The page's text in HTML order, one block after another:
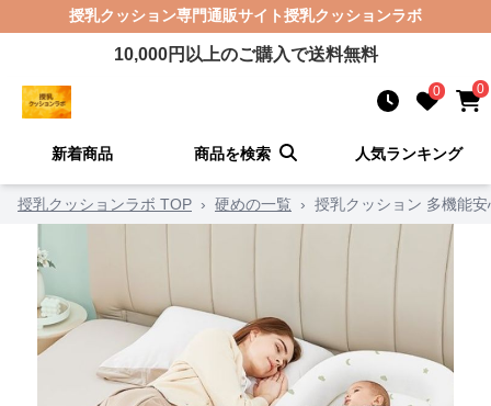
授乳クッション専門通販サイト授乳クッションラボ
10,000円以上のご購入で送料無料
0 0
新着商品 商品を検索 人気ランキング
授乳クッションラボ TOP › 硬めの一覧 › 授乳クッション 多機能